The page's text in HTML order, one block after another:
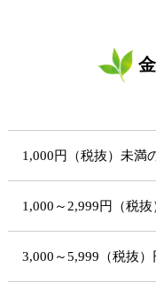
1,000円（税抜）未満
1,000～2,999円（税抜
3,000～5,999（税抜）